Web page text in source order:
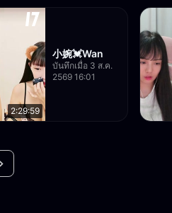
2:29:59
小婉💓Wan
บันทึกเมื่อ 3 ส.ค.
2569 16:01